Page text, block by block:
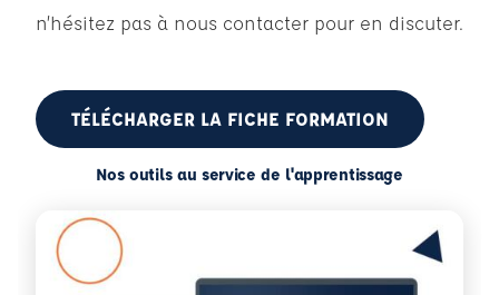
n’hésitez pas à nous contacter pour en discuter.
TÉLÉCHARGER LA FICHE FORMATION
Nos outils au service de l'apprentissage